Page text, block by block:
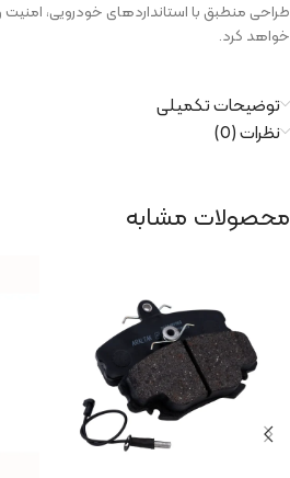
طراحی منطبق با استانداردهای خودرویی،
خواهد کرد.
توضیحات تکمیلی
نظرات (0)
محصولات مشابه